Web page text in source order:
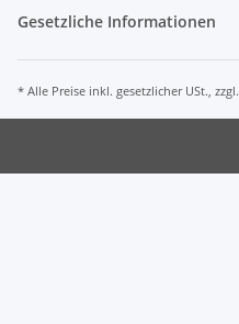
Gesetzliche Informationen
* Alle Preise inkl. gesetzlicher USt., zzgl.